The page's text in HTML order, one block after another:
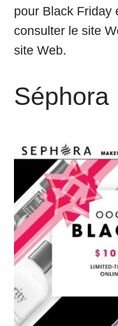
pour Black Friday
consulter le site
site Web.
Séphora